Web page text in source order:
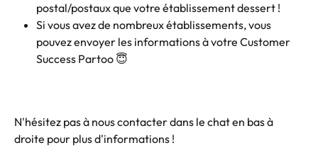
postal/postaux que votre établissement dessert !
Si vous avez de nombreux établissements, vous
pouvez envoyer les informations à votre Customer
Success Partoo 😇
N'hésitez pas à nous contacter dans le chat en bas à
droite pour plus d'informations !